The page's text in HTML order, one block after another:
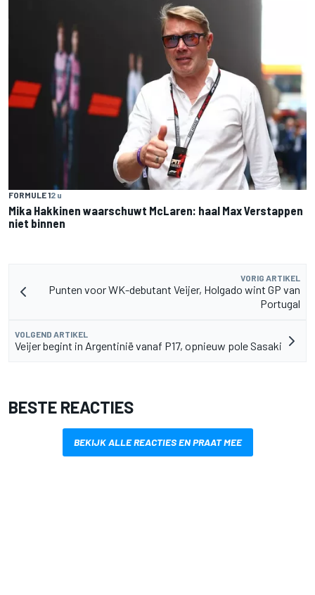
FORMULE 12 u
Mika Hakkinen waarschuwt McLaren: haal Max Verstappen
niet binnen
VORIG ARTIKEL
Punten voor WK-debutant Veijer, Holgado wint GP van
Portugal
VOLGEND ARTIKEL
Veijer begint in Argentinië vanaf P17, opnieuw pole Sasaki
BESTE REACTIES
BEKIJK ALLE REACTIES EN PRAAT MEE